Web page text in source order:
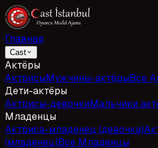
Главная
Cast
Актёры
АктрисыМужчины-актёрыВсе
Дети-актёры
Актрисы-девочкиМальчики
Младенцы
Актриса-младенец (девочка)
(младенец)Все Младенцы